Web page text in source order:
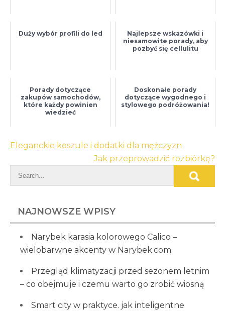
Duży wybór profili do led
Najlepsze wskazówki i
niesamowite porady, aby
pozbyć się cellulitu
Porady dotyczące
zakupów samochodów,
które każdy powinien
wiedzieć
Doskonałe porady
dotyczące wygodnego i
stylowego podróżowania!
Nawigacja
wpisu
Eleganckie koszule i dodatki dla mężczyzn
Jak przeprowadzić rozbiórkę?
NAJNOWSZE WPISY
Narybek karasia kolorowego Calico –
wielobarwne akcenty w Narybek.com
Przegląd klimatyzacji przed sezonem letnim
– co obejmuje i czemu warto go zrobić wiosną
Smart city w praktyce. jak inteligentne